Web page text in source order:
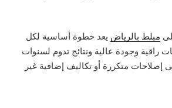
مبلط بالرياض يعد خطوة أساسية لكل
وجودة عالية ونتائج تدوم لسنوات
إصلاحات متكررة أو تكاليف إضافية غير